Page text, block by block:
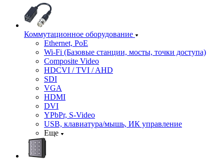
Коммутационное оборудование
Ethernet, PoE
Wi-Fi (Базовые станции, мосты, точки доступа)
Composite Video
HDCVI / TVI / AHD
SDI
VGA
HDMI
DVI
YPbPr, S-Video
USB, клавиатура/мышь, ИК управление
Еще